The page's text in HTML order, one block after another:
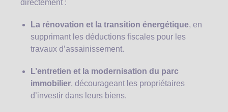
directement :
La rénovation et la transition énergétique, en
supprimant les déductions fiscales pour les
travaux d’assainissement.
L’entretien et la modernisation du parc
immobilier, décourageant les propriétaires
d’investir dans leurs biens.